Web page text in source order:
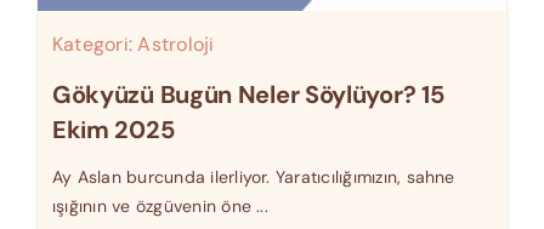
Kategori:Astroloji
Gökyüzü Bugün Neler Söylüyor? 15
Ekim 2025
Ay Aslan burcunda ilerliyor. Yaratıcılığımızın, sahne
ışığının ve özgüvenin öne ...